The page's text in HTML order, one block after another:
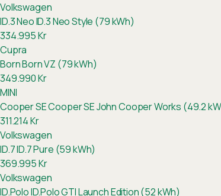
Volkswagen
ID.3 NeoID.3 Neo Style (79 kWh)
334.995Kr
Cupra
BornBorn VZ (79 kWh)
349.990Kr
MINI
Cooper SECooper SE John Cooper Works (49.2
311.214Kr
Volkswagen
ID.7ID.7 Pure (59 kWh)
369.995Kr
Volkswagen
ID.PoloID.Polo GTI Launch Edition (52 kWh)